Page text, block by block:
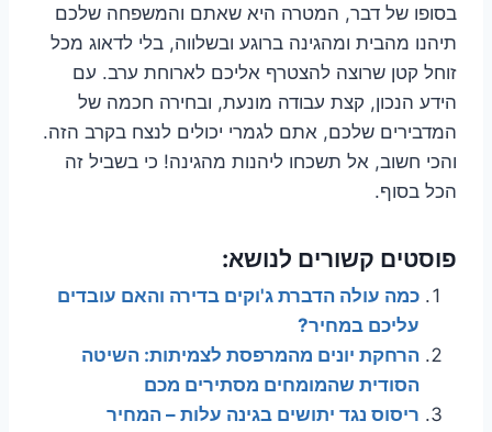
בסופו של דבר, המטרה היא שאתם והמשפחה שלכם
תיהנו מהבית ומהגינה ברוגע ובשלווה, בלי לדאוג מכל
זוחל קטן שרוצה להצטרף אליכם לארוחת ערב. עם
הידע הנכון, קצת עבודה מונעת, ובחירה חכמה של
המדבירים שלכם, אתם לגמרי יכולים לנצח בקרב הזה.
והכי חשוב, אל תשכחו ליהנות מהגינה! כי בשביל זה
הכל בסוף.
פוסטים קשורים לנושא:
כמה עולה הדברת ג'וקים בדירה והאם עובדים
עליכם במחיר?
הרחקת יונים מהמרפסת לצמיתות: השיטה
הסודית שהמומחים מסתירים מכם
ריסוס נגד יתושים בגינה עלות – המחיר